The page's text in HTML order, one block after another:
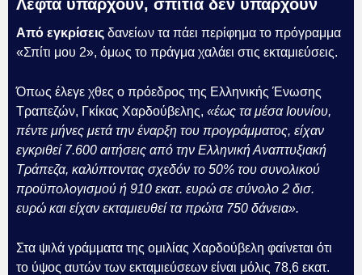
Λεφτά υπάρχουν, σπίτια δεν υπάρχουν
Από εγκρίσεις δανείων τα πάει περίφημα το πρόγραμμα
«Σπίτι μου 2», όμως το πράγμα χαλάει στις εκταμιεύσεις.
Όπως έλεγε χθες ο πρόεδρος της Ελληνικής Ένωσης
Τραπεζών, Γκίκας Χαρδούβελης, «έως τα μέσα Ιουνίου,
πέντε μήνες μετά την έναρξη του προγράμματος, είχαν
εγκριθεί 7.600 αιτήσεις από την Ελληνική Αναπτυξιακή
Τράπεζα, καλύπτοντας σχεδόν το 50% του συνολικού
προϋπολογισμού ή 910 εκατ. ευρώ σε σύνολο 2 δισ.
ευρώ και είχαν εκταμιευθεί τα πρώτα 750 δάνεια».
Στα ψιλά γράμματα της ομιλίας Χαρδούβελη φαίνεται ότι
το ύψος αυτών των εκταμιεύσεων είναι μόλις 78,6 εκατ.